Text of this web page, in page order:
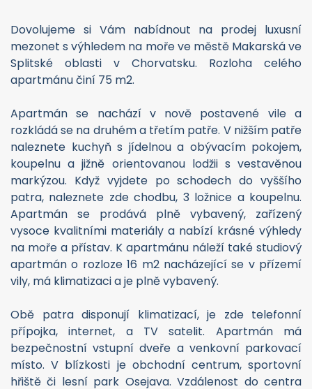
Dovolujeme si Vám nabídnout na prodej luxusní
mezonet s výhledem na moře ve městě Makarská ve
Splitské oblasti v Chorvatsku. Rozloha celého
apartmánu činí 75 m2.
Apartmán se nachází v nově postavené vile a
rozkládá se na druhém a třetím patře. V nižším patře
naleznete kuchyň s jídelnou a obývacím pokojem,
koupelnu a jižně orientovanou lodžii s vestavěnou
markýzou. Když vyjdete po schodech do vyššího
patra, naleznete zde chodbu, 3 ložnice a koupelnu.
Apartmán se prodává plně vybavený, zařízený
vysoce kvalitními materiály a nabízí krásné výhledy
na moře a přístav. K apartmánu náleží také studiový
apartmán o rozloze 16 m2 nacházející se v přízemí
vily, má klimatizaci a je plně vybavený.
Obě patra disponují klimatizací, je zde telefonní
přípojka, internet, a TV satelit. Apartmán má
bezpečnostní vstupní dveře a venkovní parkovací
místo. V blízkosti je obchodní centrum, sportovní
hřiště či lesní park Osejava. Vzdálenost do centra